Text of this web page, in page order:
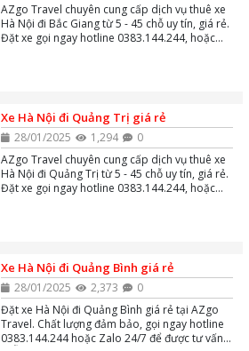
AZgo Travel chuyên cung cấp dịch vụ thuê xe
Hà Nội đi Bắc Giang từ 5 - 45 chỗ uy tín, giá rẻ.
Đặt xe gọi ngay hotline 0383.144.244, hoặc
Xe Hà Nội đi Quảng Trị giá rẻ
28/01/2025 1,294
0
AZgo Travel chuyên cung cấp dịch vụ thuê xe
Hà Nội đi Quảng Trị từ 5 - 45 chỗ uy tín, giá rẻ.
Đặt xe gọi ngay hotline 0383.144.244, hoặc
Xe Hà Nội đi Quảng Bình giá rẻ
28/01/2025 2,373
0
Đặt xe Hà Nội đi Quảng Bình giá rẻ tại AZgo
Travel. Chất lượng đảm bảo, gọi ngay hotline
0383.144.244 hoặc Zalo 24/7 để được tư vấn